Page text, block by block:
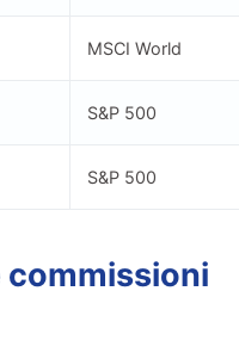
MSCI World
S&P 500
S&P 500
commissioni